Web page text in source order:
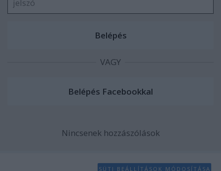
VAGY
Nincsenek hozzászólások
SÜTI BEÁLLÍTÁSOK MÓDOSÍTÁSA